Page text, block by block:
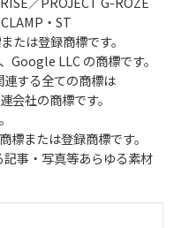
・ST
たは登録商標です。
Google LLC の商標です。
する全ての商標は
社の商標です。
標または登録商標です。
事・写真等あらゆる素材